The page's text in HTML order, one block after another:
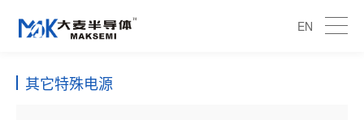
EN
其它特殊电源